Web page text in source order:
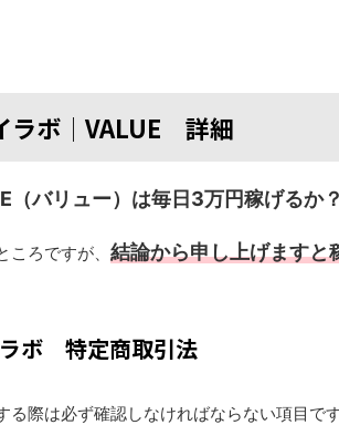
ラボ│VALUE 詳細
（バリュー）は毎日3万円稼げるか？
ろですが、 結論から申し上げますと
ボ 特定商取引法
る際は必ず確認しなければならない項目で